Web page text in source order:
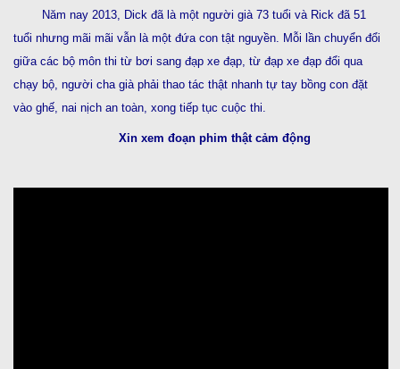
Năm nay 2013, Dick đã là một người già 73 tuổi và Rick đã 51
tuổi nhưng mãi mãi vẫn là một đứa con tật nguyền. Mỗi lần chuyển đổi
giữa các bộ môn thi từ bơi sang đạp xe đạp, từ đạp xe đạp đổi qua
chạy bộ, người cha già phải thao tác thật nhanh tự tay bồng con đặt
vào ghế, nai nịch an toàn, xong tiếp tục cuộc thi.
Xin xem đoạn phim thật cảm động